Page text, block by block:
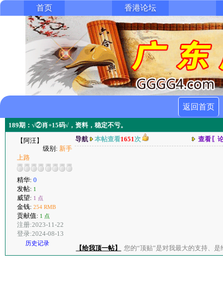
首页 香港论坛
返回首页
189期：√②肖+15码√，资料，稳定不亏。
【阿汪】
级别: 新手
上路
精华: 0
发帖: 1
威望: 1 点
金钱: 254 RMB
贡献值: 1 点
注册:2023-11-22
登录:2024-08-13
历史记录
导航 本帖查看1651次 查看〖
【给我顶一帖】 您的“顶贴”是对我最大的支持、